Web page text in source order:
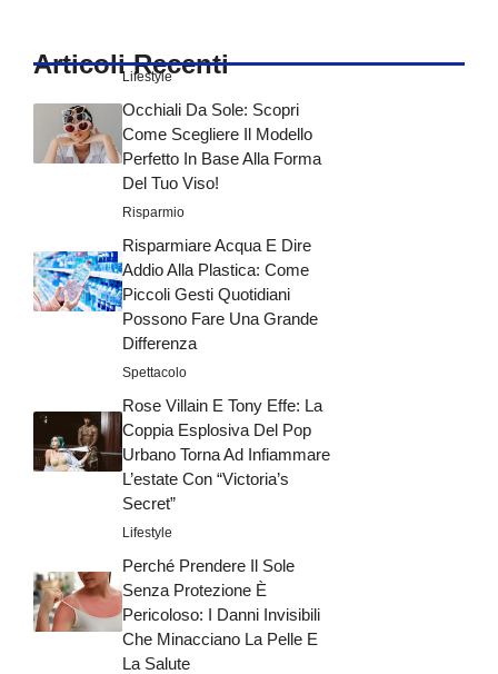
Articoli Recenti
Lifestyle
Occhiali Da Sole: Scopri
Come Scegliere Il Modello
Perfetto In Base Alla Forma
Del Tuo Viso!
Risparmio
Risparmiare Acqua E Dire
Addio Alla Plastica: Come
Piccoli Gesti Quotidiani
Possono Fare Una Grande
Differenza
Spettacolo
Rose Villain E Tony Effe: La
Coppia Esplosiva Del Pop
Urbano Torna Ad Infiammare
L’estate Con “Victoria’s
Secret”
Lifestyle
Perché Prendere Il Sole
Senza Protezione È
Pericoloso: I Danni Invisibili
Che Minacciano La Pelle E
La Salute